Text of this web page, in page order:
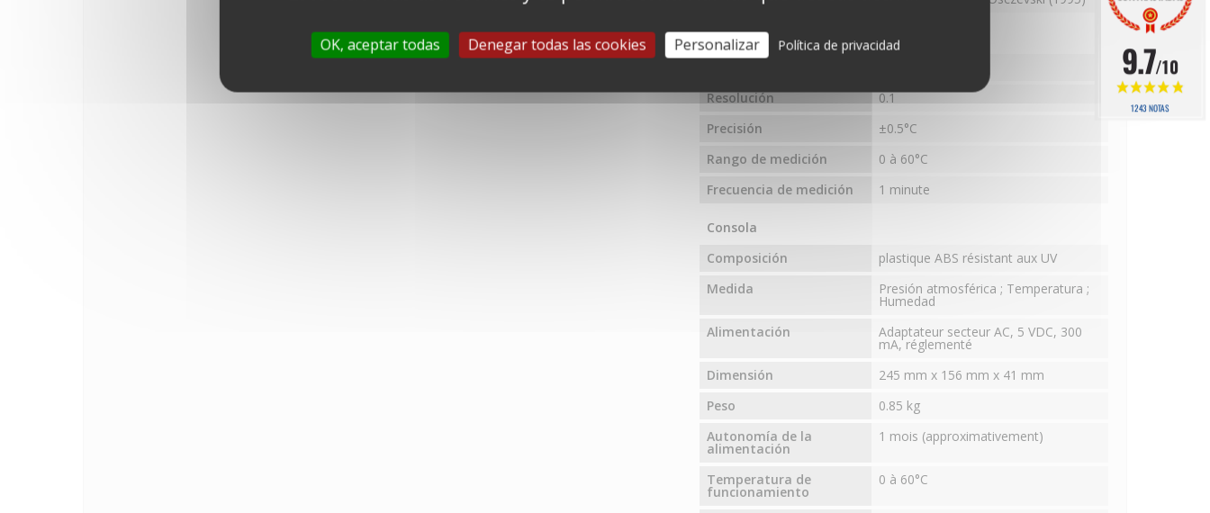
Temperatura interior
Resolución
0.1
Precisión
±0.5°C
Rango de medición
0 à 60°C
Frecuencia de medición
1 minute
Consola
Composición
plastique ABS résistant aux UV
Medida
Presión atmosférica ; Temperatura ;
Humedad
Alimentación
Adaptateur secteur AC, 5 VDC, 300
mA, réglementé
Dimensión
245 mm x 156 mm x 41 mm
Peso
0.85 kg
Autonomía de la
alimentación
1 mois (approximativement)
Temperatura de
funcionamiento
0 à 60°C
9.7/10
1243 NOTAS
OK, aceptar todas Denegar todas las cookies Personalizar Política de privacidad